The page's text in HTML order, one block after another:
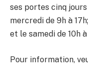
ses portes cinq
mercredi de 9h à
et le samedi de 10h à
Pour information,